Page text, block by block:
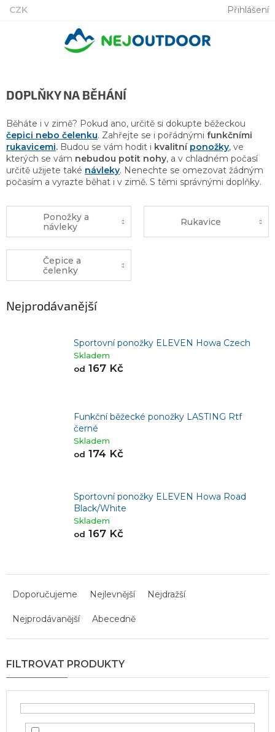
Přejít
CZK Přihlášení
DOPLŇKY NA BĚHÁNÍ
Běháte i v zimě? Pokud ano, určitě si dokupte běžeckou
čepici nebo čelenku. Zahřejte se i pořádnými funkčními
rukavicemi. Budou se vám hodit i kvalitní ponožky, ve
kterých se vám nebudou potit nohy, a v chladném počasí
určitě užijete také návleky. Nenechte se omezovat žádným
počasím a vyrazte běhat i v zimě. S těmi správnými doplňky.
Ponožky a
návleky
Rukavice
Čepice a
čelenky
Nejprodávanější
Sportovní ponožky ELEVEN Howa Czech
Skladem
od 167 Kč
Funkční běžecké ponožky LASTING Rtf
černé
Skladem
od 174 Kč
Sportovní ponožky ELEVEN Howa Road
Black/White
Skladem
od 167 Kč
p
r
o
Doporučujeme Nejlevnější Nejdražší
Nejprodávanější Abecedně